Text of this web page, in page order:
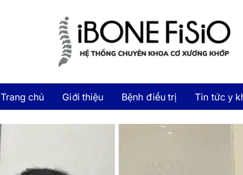
Trang chủ Giới thiệu Bệnh điều trị Tin tức y